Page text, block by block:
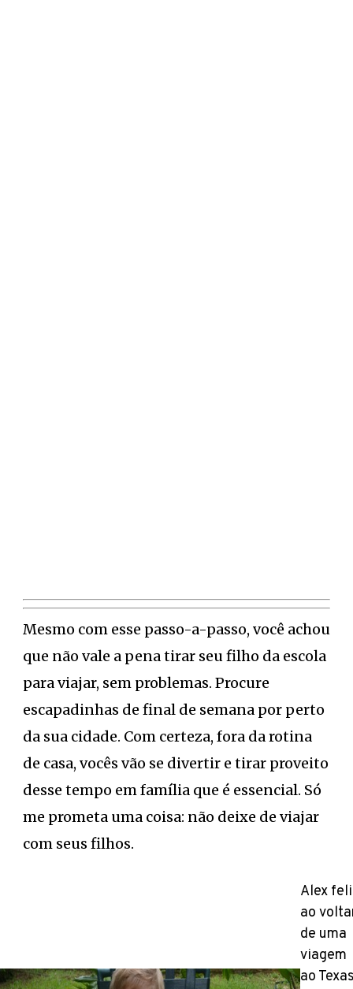
Mesmo com esse passo-a-passo, você achou
que não vale a pena tirar seu filho da escola
para viajar, sem problemas. Procure
escapadinhas de final de semana por perto
da sua cidade. Com certeza, fora da rotina
de casa, vocês vão se divertir e tirar proveito
desse tempo em família que é essencial. Só
me prometa uma coisa: não deixe de viajar
com seus filhos.
Alex
ao
de uma
viagem
ao